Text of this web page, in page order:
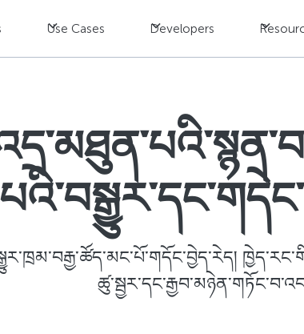
Use Cases Developers